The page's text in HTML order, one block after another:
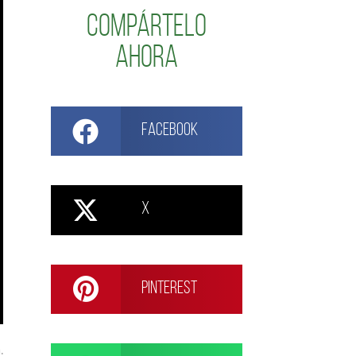
Compártelo
ahora
Facebook
X
Pinterest